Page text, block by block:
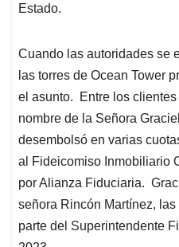
Estado.
Cuando las autoridades se
las torres de Ocean Tower
el asunto. Entre los
nombre de la Señora
desembolsó en varias
al Fideicomiso Inmobiliario
por Alianza Fiduciaria.
señora Rincón Martínez,
parte del Superintendente